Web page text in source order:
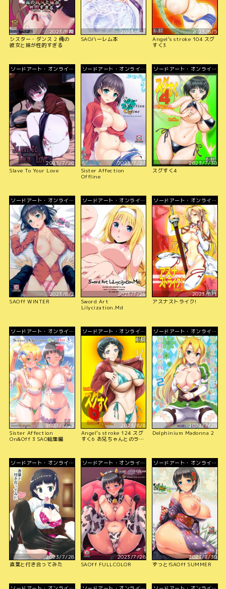
2023/8/2
シスター・ダンス 2 俺の
彼女と妹が性的すぎる
2023/8/7
SAOハーレム本
2023/8/5
Angel’s stroke 104 スグ
すく3
ソードアート・オンライ
ン
2023/7/28
Slave To Your Love
ソードアート・オンライ
2023/7/29
Sister Affection
Offline
ソードアート・オンライ
ン
2023/7/30
スグすく4
ソードアート・オンライ
ン
2023/8/2
SAOff WINTER
ソードアート・オンライ
ン
2023/7/26
Sword Art
Lilycization.Md
ソードアート・オンライ
ン
2023/8/1
アスナストライク!
ソードアート・オンライ
ン
2023/7/29
Sister Affection
On&Off 3 SAO総集編
ソードアート・オンライ
2023/8/8
Angel’s stroke 124 スグ
すく6 お兄ちゃんとのラブ
ソードアート・オンライ
ン
2023/7/28
Delphinium Madonna 2
ソードアート・オンライ
ン
2023/7/28
直葉と付き合ってみた
ソードアート・オンライ
2023/7/28
SAOff FULLCOLOR
ソードアート・オンライ
ン
2023/7/30
ずっと!SAOff SUMMER